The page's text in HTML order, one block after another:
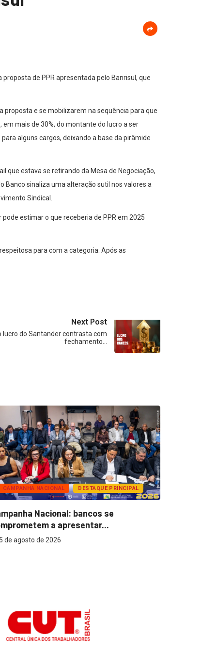
de PPR apresentada pelo Banrisul, que
proposta e se mobilizarem na sequência para que
mais de 30%, do montante do lucro a ser
alguns cargos, deixando a base da pirâmide
que estava se retirando da Mesa de Negociação,
Banco sinaliza uma alteração sutil nos valores a
Sindical.
estimar o que receberia de PPR em 2025
para com a categoria. Após as
Next Post
lucro do Santander contrasta com
fechamento…
CAMPANHA NACIONAL DESTAQUE PRINCIPAL
Nacional: bancos se
a apresentar...
de agosto de 2026